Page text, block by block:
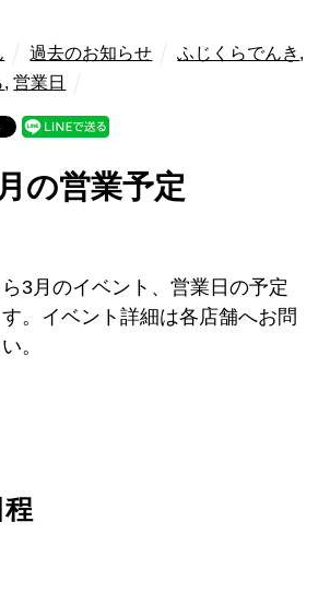
過去のお知らせ ふじくらでんき ,
,営業日
の営業予定
3月のイベント、営業日の予定
。イベント詳細は各店舗へお問
。